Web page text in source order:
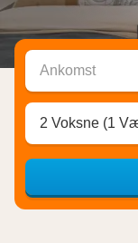
Ankomst
2 Voksne (1